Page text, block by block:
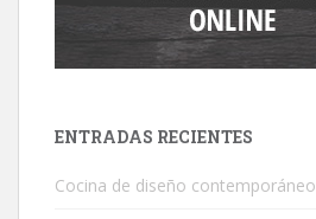
ENTRADAS RECIENTES
Cocina de diseño contemporáneo